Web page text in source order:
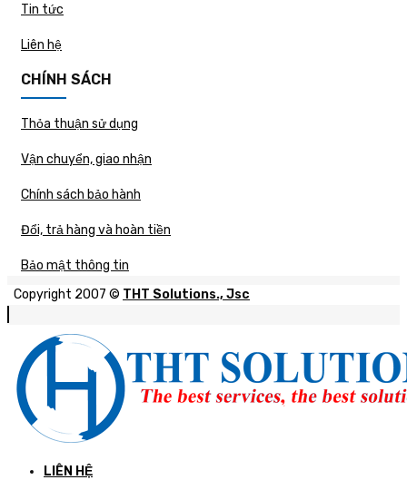
Tin tức
Liên hệ
CHÍNH SÁCH
Thỏa thuận sử dụng
Vận chuyển, giao nhận
Chính sách bảo hành
Đổi, trả hàng và hoàn tiền
Bảo mật thông tin
Copyright 2007 © THT Solutions., Jsc
LIÊN HỆ